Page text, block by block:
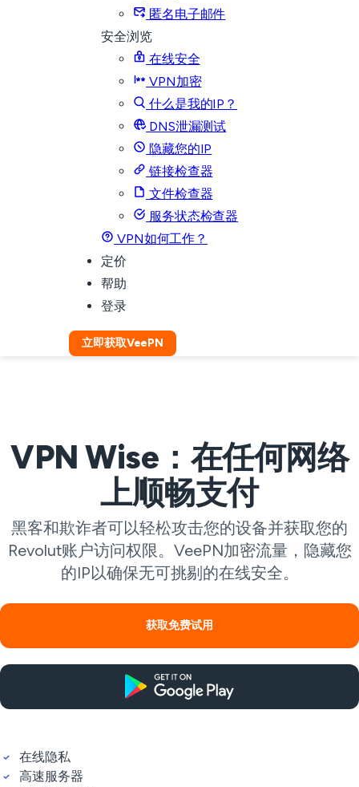
匿名电子邮件
安全浏览
在线安全
VPN加密
什么是我的IP？
DNS泄漏测试
隐藏您的IP
链接检查器
文件检查器
服务状态检查器
VPN如何工作？
定价
帮助
登录
立即获取VeePN
VPN Wise：在任何网络
上顺畅支付
黑客和欺诈者可以轻松攻击您的设备并获取您的
Revolut账户访问权限。VeePN加密流量，隐藏您
的IP以确保无可挑剔的在线安全。
获取免费试用
在线隐私
高速服务器